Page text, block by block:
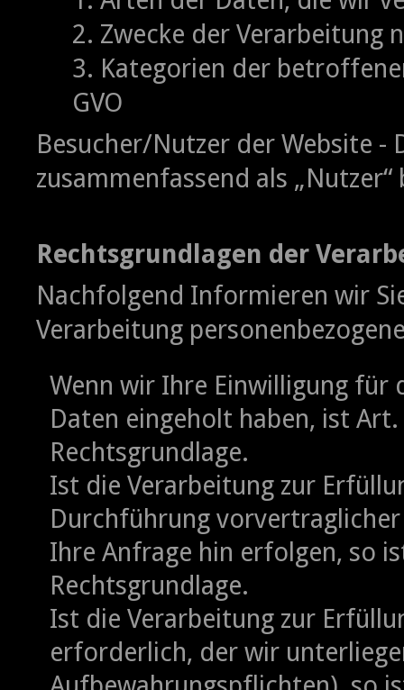
2. Zwecke der Verarbeitung
3. Kategorien der
GVO
Besucher/Nutzer der Website
zusammenfassend als „Nutzer“
Rechtsgrundlagen der
Nachfolgend Informieren wir
Verarbeitung
Wenn wir Ihre Einwilligung für
Daten eingeholt haben, ist Art.
Rechtsgrundlage.
Ist die Verarbeitung zur
Durchführung
Ihre Anfrage hin erfolgen, so
Rechtsgrundlage.
Ist die Verarbeitung zur
erforderlich, der wir